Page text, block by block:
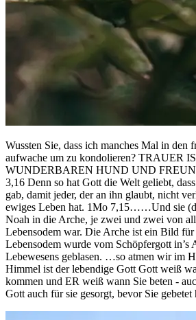
Wussten Sie, dass ich manches Mal in den
aufwache um zu kondolieren? TRAUER
WUNDERBAREN HUND UND
3,16 Denn so hat Gott die Welt geliebt,
gab, damit jeder, der an ihn glaubt, nicht
ewiges Leben hat. 1Mo 7,15……Und sie
Noah in die Arche, je zwei und zwei von
Lebensodem war. Die Arche ist ein Bild
Lebensodem wurde vom Schöpfergott in’s
Lebewesens geblasen. …so atmen wir im
Himmel ist der lebendige Gott Gott weiß
kommen und ER weiß wann Sie beten -
Gott auch für sie gesorgt, bevor Sie gebetet